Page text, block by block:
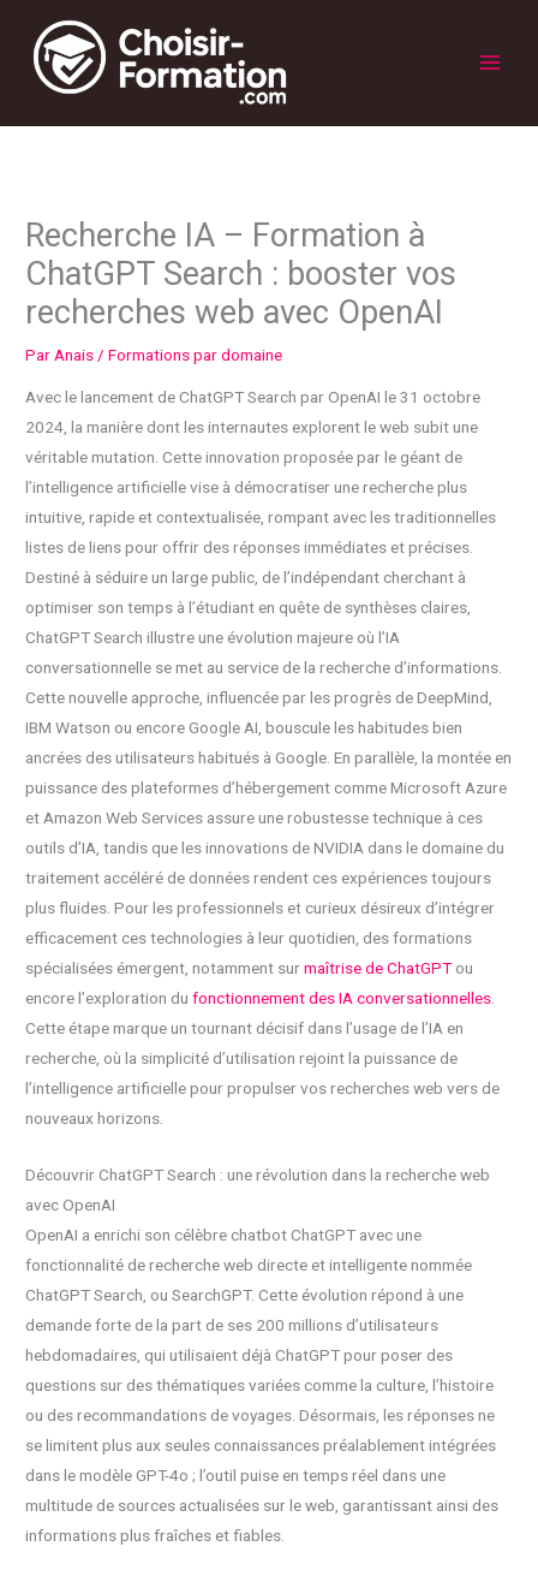
contenu
Menu
Recherche IA – Formation à
ChatGPT Search : booster vos
recherches web avec OpenAI
Par Anais /Formations par domaine
Avec le lancement de ChatGPT Search par OpenAI le 31 octobre
2024, la manière dont les internautes explorent le web subit une
véritable mutation. Cette innovation proposée par le géant de
l’intelligence artificielle vise à démocratiser une recherche plus
intuitive, rapide et contextualisée, rompant avec les traditionnelles
listes de liens pour offrir des réponses immédiates et précises.
Destiné à séduire un large public, de l’indépendant cherchant à
optimiser son temps à l’étudiant en quête de synthèses claires,
ChatGPT Search illustre une évolution majeure où l’IA
conversationnelle se met au service de la recherche d’informations.
Cette nouvelle approche, influencée par les progrès de DeepMind,
IBM Watson ou encore Google AI, bouscule les habitudes bien
ancrées des utilisateurs habitués à Google. En parallèle, la montée en
puissance des plateformes d’hébergement comme Microsoft Azure
et Amazon Web Services assure une robustesse technique à ces
outils d’IA, tandis que les innovations de NVIDIA dans le domaine du
traitement accéléré de données rendent ces expériences toujours
plus fluides. Pour les professionnels et curieux désireux d’intégrer
efficacement ces technologies à leur quotidien, des formations
spécialisées émergent, notamment surmaîtrise de ChatGPTou
encore l’exploration dufonctionnement des IA conversationnelles.
Cette étape marque un tournant décisif dans l’usage de l’IA en
recherche, où la simplicité d’utilisation rejoint la puissance de
l’intelligence artificielle pour propulser vos recherches web vers de
nouveaux horizons.
Découvrir ChatGPT Search : une révolution dans la recherche web
avec OpenAI
OpenAI a enrichi son célèbre chatbot ChatGPT avec une
fonctionnalité de recherche web directe et intelligente nommée
ChatGPT Search, ou SearchGPT. Cette évolution répond à une
demande forte de la part de ses 200 millions d’utilisateurs
hebdomadaires, qui utilisaient déjà ChatGPT pour poser des
questions sur des thématiques variées comme la culture, l’histoire
ou des recommandations de voyages. Désormais, les réponses ne
se limitent plus aux seules connaissances préalablement intégrées
dans le modèle GPT-4o ; l’outil puise en temps réel dans une
multitude de sources actualisées sur le web, garantissant ainsi des
informations plus fraîches et fiables.